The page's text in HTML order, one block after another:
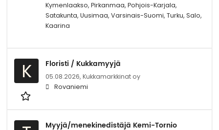
Kymenlaakso, Pirkanmaa, Pohjois-Karjala,
Satakunta, Uusimaa, Varsinais-Suomi, Turku, Salo,
Kaarina
K Floristi / Kukkamyyjä
05.08.2026, Kukkamarkkinat oy
Rovaniemi
Myyjä/menekinedistäjä Kemi-Tornio